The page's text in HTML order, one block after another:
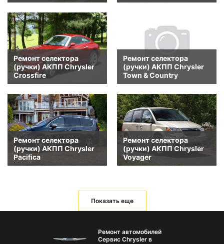
Ремонт селектора
(ручки) АКПП Chrysler
Crossfire
Ремонт селектора
(ручки) АКПП Chrysler
Town & Country
Ремонт селектора
(ручки) АКПП Chrysler
Pacifica
Ремонт селектора
(ручки) АКПП Chrysler
Voyager
Показать еще
Ремонт автомобилей
Сервис Chrysler в